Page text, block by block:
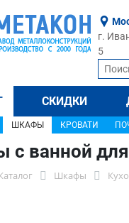
г.
5
СКИДКИ
ШКАФЫ КРОВАТИ
с ванной
Шкафы